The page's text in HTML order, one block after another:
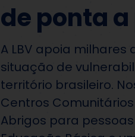
de ponta
A LBV apoia
situação de
território brasileiro.
Centros
Abrigos para